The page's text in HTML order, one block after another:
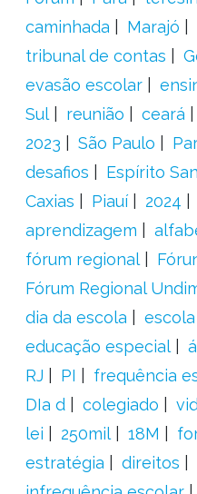
caminhada
Marajó
tribunal de contas
evasão escolar
Sul
reunião ceará
2023
São Paulo
desafios
Espírito
Caxias
Piauí 2024
aprendizagem
fórum regional
Fórum Regional
dia da escola
escola
educação especial
RJ
PI frequência
DIa d
colegiado
lei
250mil 18M
estratégia
direitos